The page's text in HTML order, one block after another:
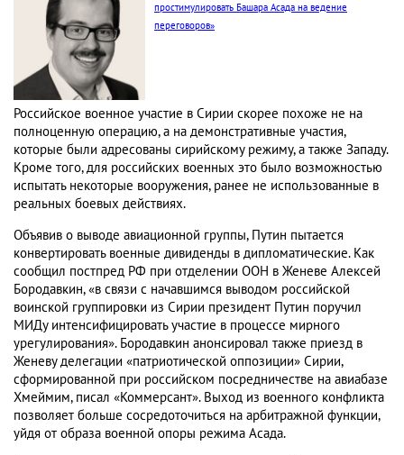
простимулировать Башара Асада на ведение
переговоров»
Российское военное участие в Сирии скорее похоже не на
полноценную операцию, а на демонстративные участия,
которые были адресованы сирийскому режиму, а также Западу.
Кроме того, для российских военных это было возможностью
испытать некоторые вооружения, ранее не использованные в
реальных боевых действиях.
Объявив о выводе авиационной группы, Путин пытается
конвертировать военные дивиденды в дипломатические. Как
сообщил постпред РФ при отделении ООН в Женеве Алексей
Бородавкин, «в связи с начавшимся выводом российской
воинской группировки из Сирии президент Путин поручил
МИДу интенсифицировать участие в процессе мирного
урегулирования». Бородавкин анонсировал также приезд в
Женеву делегации «патриотической оппозиции» Сирии,
сформированной при российском посредничестве на авиабазе
Хмеймим, писал «Коммерсант». Выход из военного конфликта
позволяет больше сосредоточиться на арбитражной функции,
уйдя от образа военной опоры режима Асада.